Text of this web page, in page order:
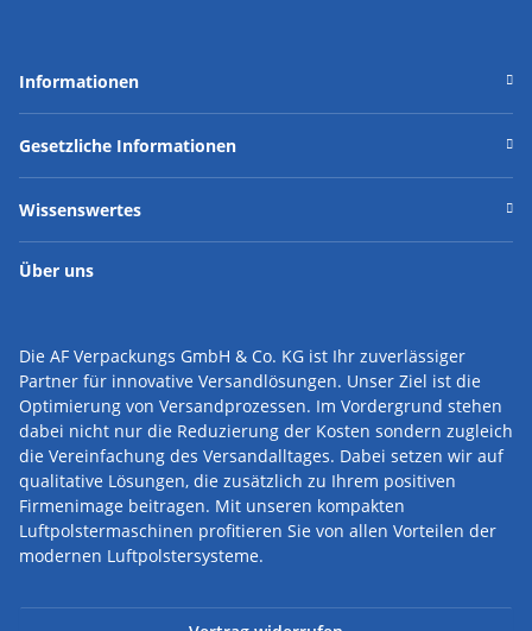
Informationen
Gesetzliche Informationen
Wissenswertes
Über uns
Die AF Verpackungs GmbH & Co. KG ist Ihr zuverlässiger
Partner für innovative Versandlösungen. Unser Ziel ist die
Optimierung von Versandprozessen. Im Vordergrund stehen
dabei nicht nur die Reduzierung der Kosten sondern zugleich
die Vereinfachung des Versandalltages. Dabei setzen wir auf
qualitative Lösungen, die zusätzlich zu Ihrem positiven
Firmenimage beitragen. Mit unseren kompakten
Luftpolstermaschinen profitieren Sie von allen Vorteilen der
modernen Luftpolstersysteme.